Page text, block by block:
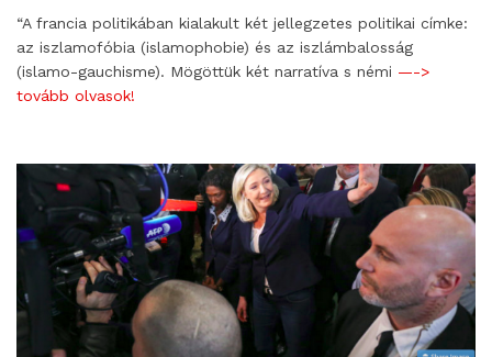
“A francia politikában kialakult két jellegzetes politikai címke:
az iszlamofóbia (islamophobie) és az iszlámbalosság
(islamo-gauchisme). Mögöttük két narratíva s némi —->
tovább olvasok!